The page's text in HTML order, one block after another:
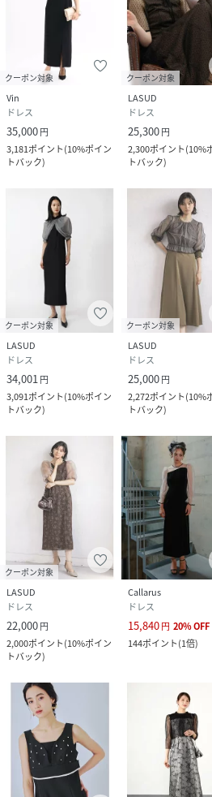
クーポン対象
Vin
ドレス
35,000円
3,181ポイント(10%ポイン
トバック)
クーポン対象
LASUD
ドレス
25,300円
2,300ポイント(10%
トバック)
クーポン対象
LASUD
ドレス
34,001 円
3,091ポイント(10%ポイン
トバック)
クーポン対象
LASUD
ドレス
25,000円
2,272ポイント(10%
トバック)
クーポン対象
LASUD
ドレス
22,000円
2,000ポイント(10%ポイン
トバック)
Callarus
ドレス
15,840円 20%OFF
144ポイント(1倍)